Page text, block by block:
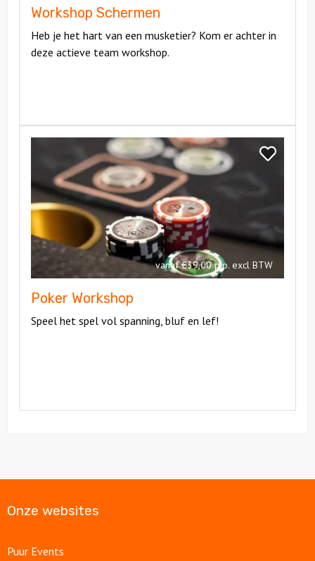
Workshop Schermen
Heb je het hart van een musketier? Kom er achter in
deze actieve team workshop.
Bekijk
vanaf €39,00 p.p. excl BTW
Poker Workshop
Speel het spel vol spanning, bluf en lef!
Bekijk
Workshop
Onze websites
Puur Events